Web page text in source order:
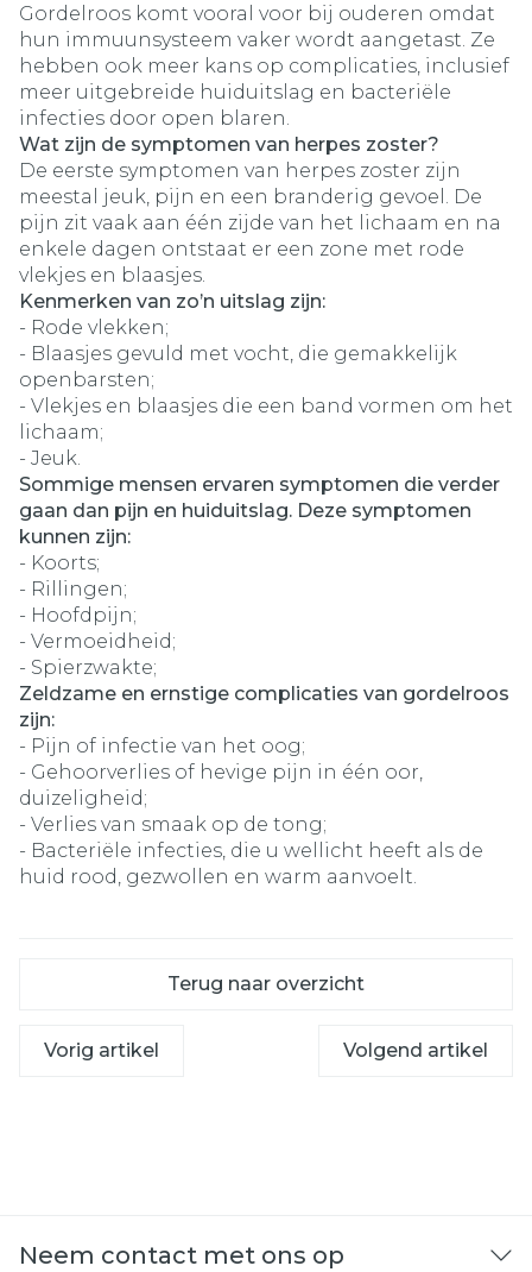
Gordelroos komt vooral voor bij ouderen omdat
hun immuunsysteem vaker wordt aangetast. Ze
hebben ook meer kans op complicaties, inclusief
meer uitgebreide huiduitslag en bacteriële
infecties door open blaren.
Wat zijn de symptomen van herpes zoster?
De eerste symptomen van herpes zoster zijn
meestal jeuk, pijn en een branderig gevoel. De
pijn zit vaak aan één zijde van het lichaam en na
enkele dagen ontstaat er een zone met rode
vlekjes en blaasjes.
Kenmerken van zo’n uitslag zijn:
- Rode vlekken;
- Blaasjes gevuld met vocht, die gemakkelijk
openbarsten;
- Vlekjes en blaasjes die een band vormen om het
lichaam;
- Jeuk.
Sommige mensen ervaren symptomen die verder
gaan dan pijn en huiduitslag. Deze symptomen
kunnen zijn:
- Koorts;
- Rillingen;
- Hoofdpijn;
- Vermoeidheid;
- Spierzwakte;
Zeldzame en ernstige complicaties van gordelroos
zijn:
- Pijn of infectie van het oog;
- Gehoorverlies of hevige pijn in één oor,
duizeligheid;
- Verlies van smaak op de tong;
- Bacteriële infecties, die u wellicht heeft als de
huid rood, gezwollen en warm aanvoelt.
Terug naar overzicht
Vorig artikel Volgend artikel
Neem contact met ons op